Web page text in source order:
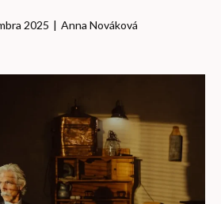
2025 | Anna Nováková